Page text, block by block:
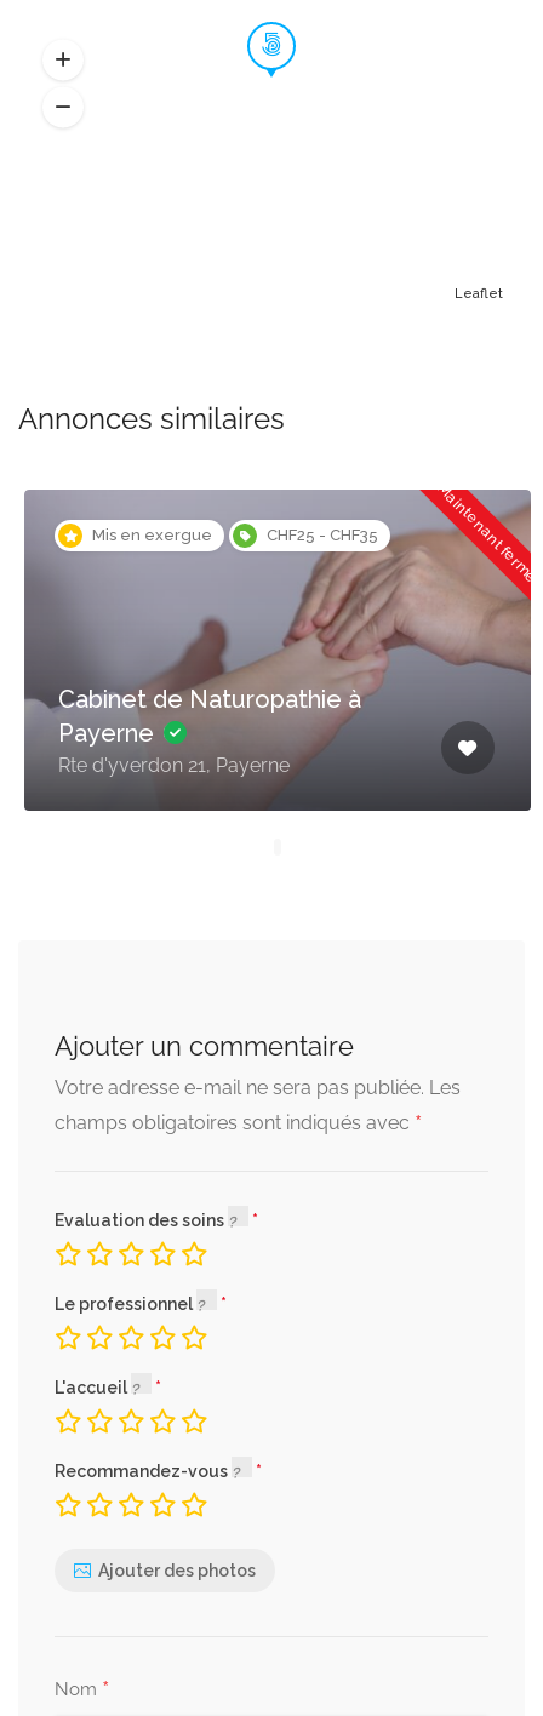
Leaflet
Annonces similaires
Mis en exergue CHF25 - CHF35 Maintenant fermé
Cabinet de Naturopathie à
Payerne
Rte d'yverdon 21, Payerne
Ajouter un commentaire
Votre adresse e-mail ne sera pas publiée. Les
champs obligatoires sont indiqués avec *
Evaluation des soins
Le professionnel
L'accueil
Recommandez-vous
Ajouter des photos
Nom *